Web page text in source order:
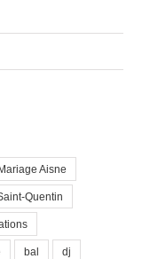
Aisne
Quentin
bal dj